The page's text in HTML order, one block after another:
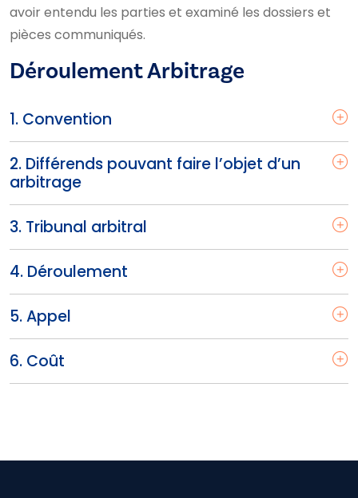
avoir entendu les parties et examiné les dossiers et
pièces communiqués.
Déroulement Arbitrage
1. Convention
2. Différends pouvant faire l’objet d’un
arbitrage
3. Tribunal arbitral
4. Déroulement
5. Appel
6. Coût